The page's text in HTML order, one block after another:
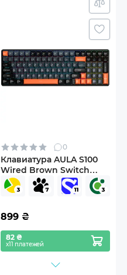
0
Клавиатура AULA S100
Wired Brown Switch
Black (6948391203157)
899 ₴
82 ₴
х11 платежей